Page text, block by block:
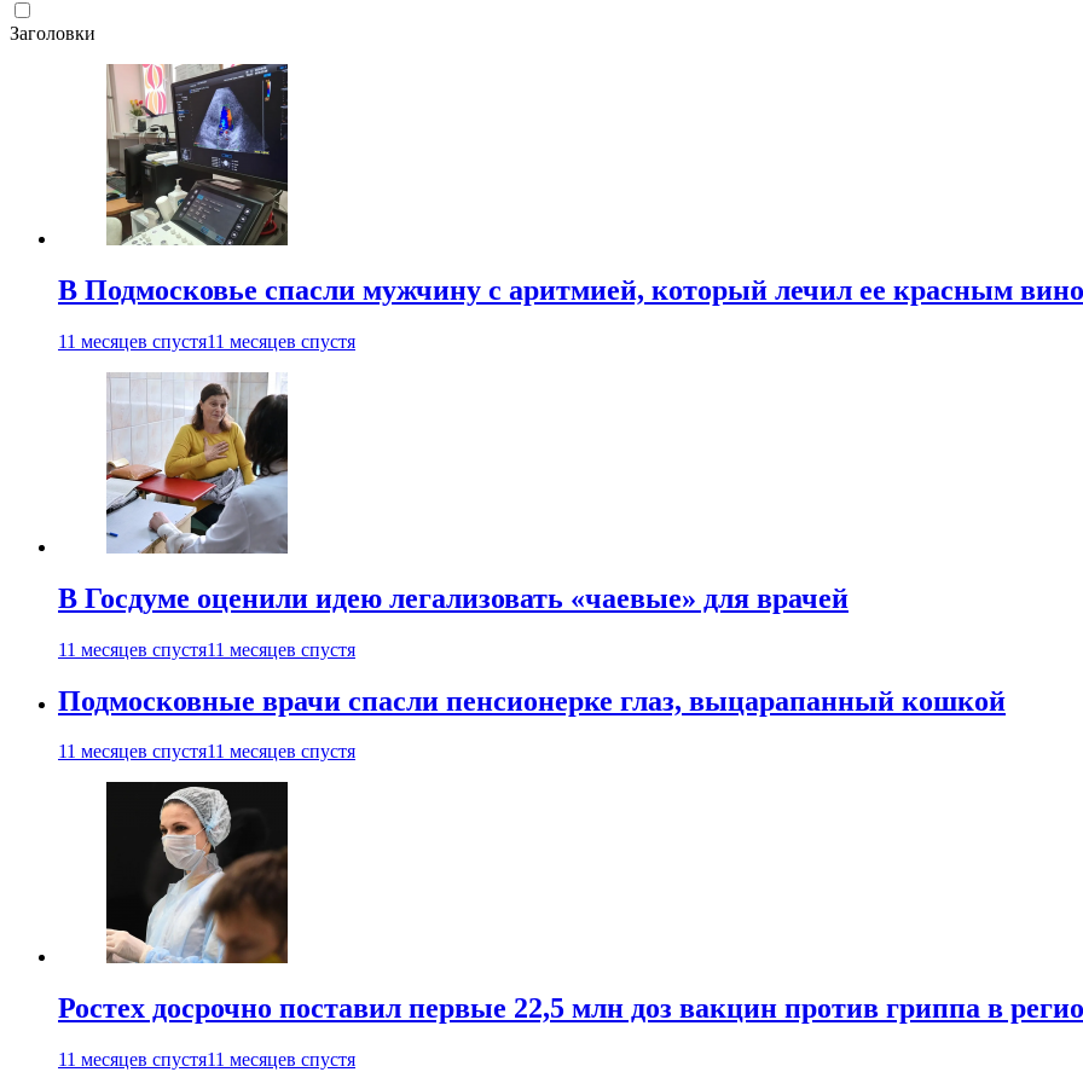
Заголовки
В Подмосковье спасли мужчину с аритмией, который лечил ее красным
11 месяцев спустя11 месяцев спустя
В Госдуме оценили идею легализовать «чаевые» для врачей
11 месяцев спустя11 месяцев спустя
Подмосковные врачи спасли пенсионерке глаз, выцарапанный кошкой
11 месяцев спустя11 месяцев спустя
Ростех досрочно поставил первые 22,5 млн доз вакцин против гриппа в
11 месяцев спустя11 месяцев спустя